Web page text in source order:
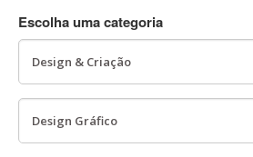
Escolha uma categoria